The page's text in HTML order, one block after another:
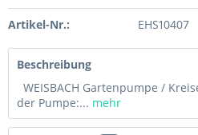
Artikel-Nr.: EHS10407
Beschreibung
WEISBACH Gartenpumpe /
der Pumpe:... mehr